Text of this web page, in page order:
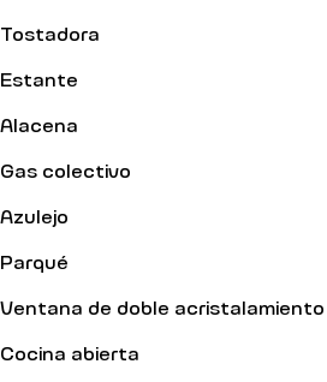
Tostadora
Estante
Alacena
Gas colectivo
Azulejo
Parqué
Ventana de doble acristalamiento
Cocina abierta